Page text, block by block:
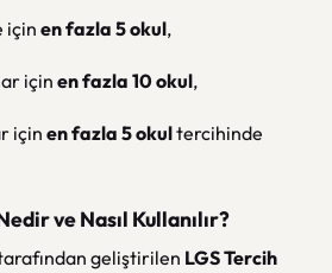
içinen fazla 5 okul,
için en fazla 10 okul,
için en fazla 5 okultercihinde
ve Nasıl Kullanılır?
geliştirilen LGS Tercih